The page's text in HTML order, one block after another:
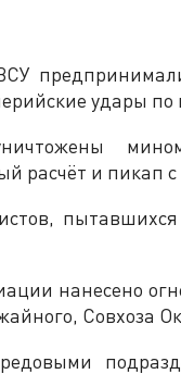
удары по
расчёт и пикап
нанесено
Совхоза